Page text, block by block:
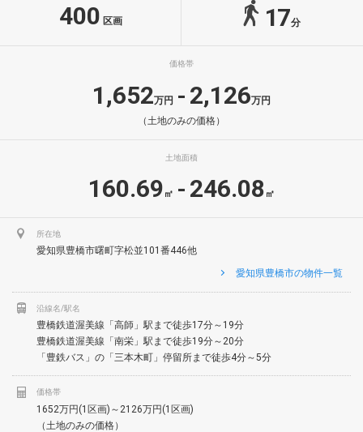
400 区画 17分
価格帯
1,652万円 - 2,126万円
（土地のみの価格）
土地面積
160.69 ㎡ - 246.08 ㎡
所在地
愛知県豊橋市曙町字松並101番446他
愛知県豊橋市の物件一覧
沿線名/駅名
豊橋鉄道渥美線「高師」駅まで徒歩17分～19分
豊橋鉄道渥美線「南栄」駅まで徒歩19分～20分
「豊鉄バス」の「三本木町」停留所まで徒歩4分～5分
価格帯
1652万円(1区画)～2126万円(1区画)
（土地のみの価格）